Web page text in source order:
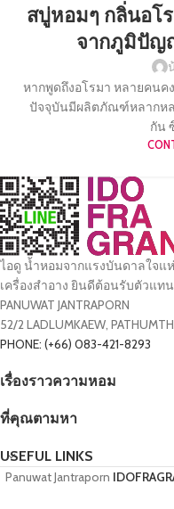
สบู่หอมๆ กลิ่นอโ
จากภูมิปัญ
หากพูดถึงอโรมา หลายคน
ปัจจุบันมีผลิตภัณฑ์หลากหล
กัน
ไอดู น้ำหอมจากแรงบันดาลใจแ
เครื่องสำอาง ยินดีต้อนรับตัวแท
PANUWAT JANTRAPORN
52/2 LADLUMKAEW,
PHONE: (+66) 083-421-8293
เรื่องราวความหอม
ที่คุณตามหา
USEFUL LINKS
Panuwat Jantraporn